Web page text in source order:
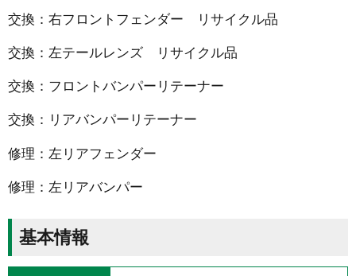
交換：右フロントフェンダー リサイクル品
交換：左テールレンズ リサイクル品
交換：フロントバンパーリテーナー
交換：リアバンパーリテーナー
修理：左リアフェンダー
修理：左リアバンパー
基本情報